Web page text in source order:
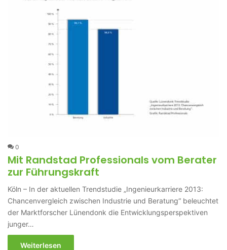
0
Mit Randstad Professionals vom Berater
zur Führungskraft
Köln – In der aktuellen Trendstudie „Ingenieurkarriere 2013:
Chancenvergleich zwischen Industrie und Beratung“ beleuchtet
der Marktforscher Lünendonk die Entwicklungsperspektiven
junger…
Weiterlesen